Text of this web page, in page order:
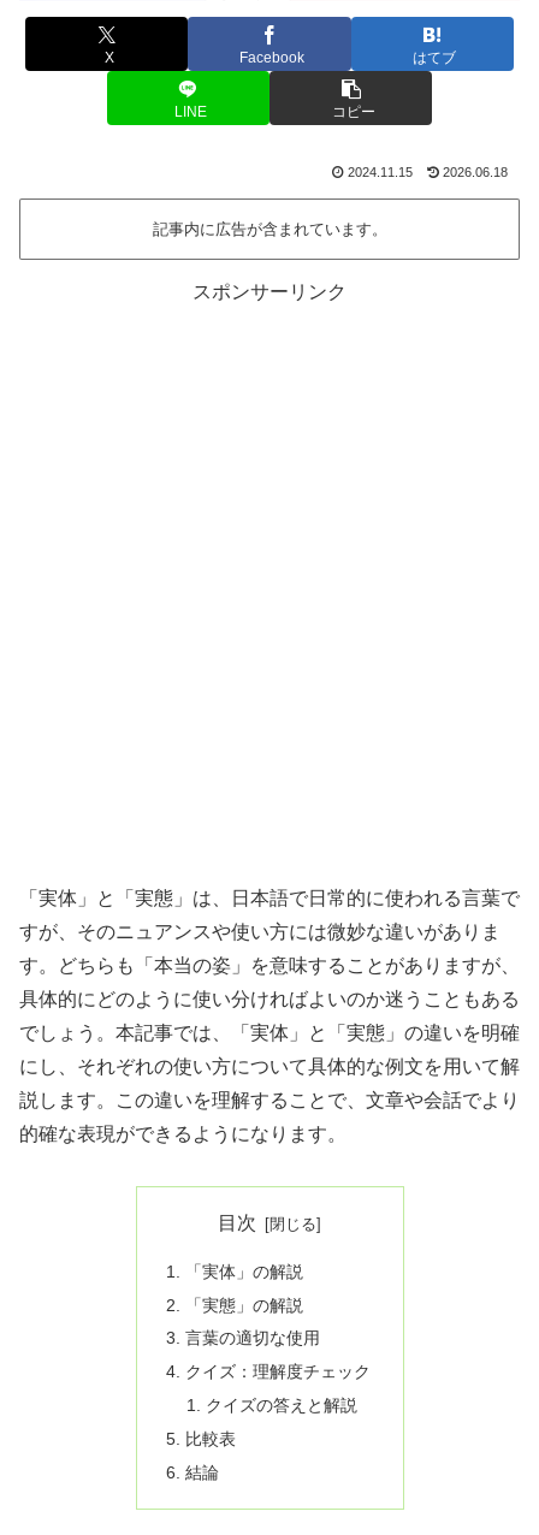
X Facebook はてブ
LINE コピー
2024.11.15 2026.06.18
記事内に広告が含まれています。
スポンサーリンク
「実体」と「実態」は、日本語で日常的に使われる言葉で
すが、そのニュアンスや使い方には微妙な違いがありま
す。どちらも「本当の姿」を意味することがありますが、
具体的にどのように使い分ければよいのか迷うこともある
でしょう。本記事では、「実体」と「実態」の違いを明確
にし、それぞれの使い方について具体的な例文を用いて解
説します。この違いを理解することで、文章や会話でより
的確な表現ができるようになります。
目次
「実体」の解説
「実態」の解説
言葉の適切な使用
クイズ：理解度チェック
クイズの答えと解説
比較表
結論